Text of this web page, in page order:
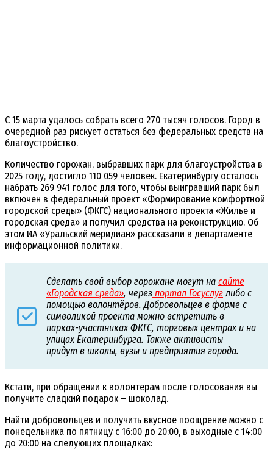
С 15 марта удалось собрать всего 270 тысяч голосов. Город в
очередной раз рискует остаться без федеральных средств на
благоустройство.
Количество горожан, выбравших парк для благоустройства в
2025 году, достигло 110 059 человек. Екатеринбургу осталось
набрать 269 941 голос для того, чтобы выигравший парк был
включен в федеральный проект «Формирование комфортной
городской среды» (ФКГС) национального проекта «Жилье и
городская среда» и получил средства на реконструкцию. Об
этом ИА «Уральский меридиан» рассказали в департаменте
информационной политики.
Сделать свой выбор горожане могут на сайте
«Городская среда», через портал Госуслуг либо с
помощью волонтёров. Добровольцев в форме с
символикой проекта можно встретить в
парках-участниках ФКГС, торговых центрах и на
улицах Екатеринбурга. Также активисты
придут в школы, вузы и предприятия города.
Кстати, при обращении к волонтерам после голосования вы
получите сладкий подарок – шоколад.
Найти добровольцев и получить вкусное поощрение можно с
понедельника по пятницу с 16:00 до 20:00, в выходные с 14:00
до 20:00 на следующих площадках: